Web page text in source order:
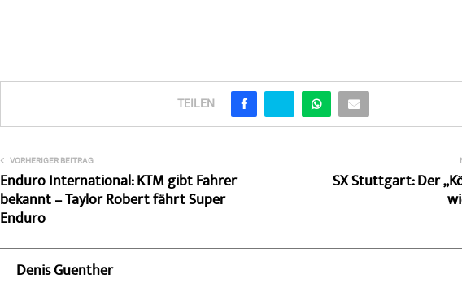
TEILEN
VORHERIGER BEITRAG
Enduro International: KTM gibt Fahrer
bekannt – Taylor Robert fährt Super
Enduro
SX Stuttgart: Der
Denis Guenther